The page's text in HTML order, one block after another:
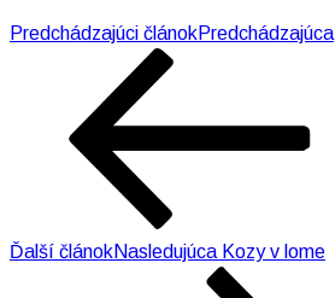
Predchádzajúci článokPredchádzajúca
Ďalší článokNasledujúca Kozy v lome